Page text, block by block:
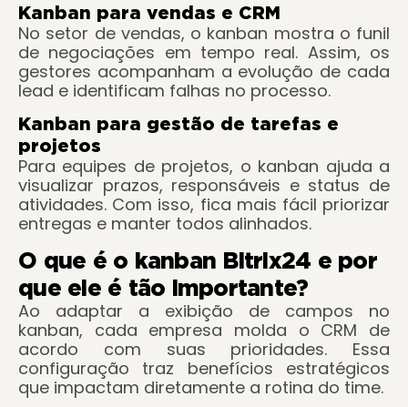
Kanban para vendas e CRM
No setor de vendas, o kanban mostra o funil
de negociações em tempo real. Assim, os
gestores acompanham a evolução de cada
lead e identificam falhas no processo.
Kanban para gestão de tarefas e
projetos
Para equipes de projetos, o kanban ajuda a
visualizar prazos, responsáveis e status de
atividades. Com isso, fica mais fácil priorizar
entregas e manter todos alinhados.
O que é o kanban Bitrix24 e por
que ele é tão importante?
Ao adaptar a exibição de campos no
kanban, cada empresa molda o CRM de
acordo com suas prioridades. Essa
configuração traz benefícios estratégicos
que impactam diretamente a rotina do time.